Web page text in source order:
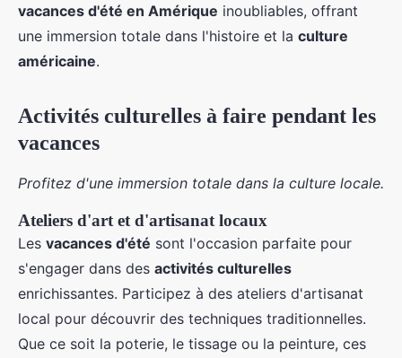
vacances d'été en Amérique inoubliables, offrant
une immersion totale dans l'histoire et la culture
américaine.
Activités culturelles à faire pendant les
vacances
Profitez d'une immersion totale dans la culture locale.
Ateliers d'art et d'artisanat locaux
Les vacances d'été sont l'occasion parfaite pour
s'engager dans des activités culturelles
enrichissantes. Participez à des ateliers d'artisanat
local pour découvrir des techniques traditionnelles.
Que ce soit la poterie, le tissage ou la peinture, ces